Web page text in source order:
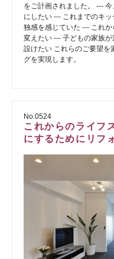
をご計画されました。 ---
にしたい --- これまでのキ
独感を感じていた --- これ
変えたい --- 子どもの家族
設けたい これらのご要望を
グを実現します。
No.0524
これからのライフ
にするためにリフ